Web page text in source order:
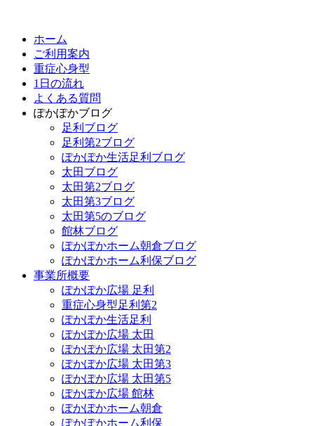
ホーム
ご利用案内
重症心身型
1日の流れ
よくある質問
ぽかぽかブログ
足利ブログ
足利第2ブログ
ぽかぽか生活足利ブログ
太田ブログ
太田第2ブログ
太田第3ブログ
太田第5のブログ
館林ブログ
ぽかぽかホーム朝倉ブログ
ぽかぽかホーム利保ブログ
事業所概要
ぽかぽか広場 足利
重症心身型足利第2
ぽかぽか生活足利
ぽかぽか広場 太田
ぽかぽか広場 太田第2
ぽかぽか広場 太田第3
ぽかぽか広場 太田第5
ぽかぽか広場 館林
ぽかぽかホーム朝倉
ぽかぽかホーム利保